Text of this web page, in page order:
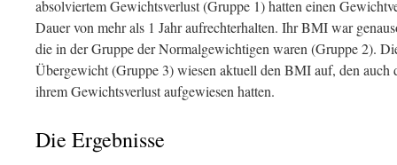
absolviertem Gewichtsverlust (Gruppe 1) hatten einen
Dauer von mehr als 1 Jahr aufrechterhalten. Ihr BMI war
die in der Gruppe der Normalgewichtigen waren (Gruppe 2).
Übergewicht (Gruppe 3) wiesen aktuell den BMI auf, den auch
ihrem Gewichtsverlust aufgewiesen hatten.
Die Ergebnisse